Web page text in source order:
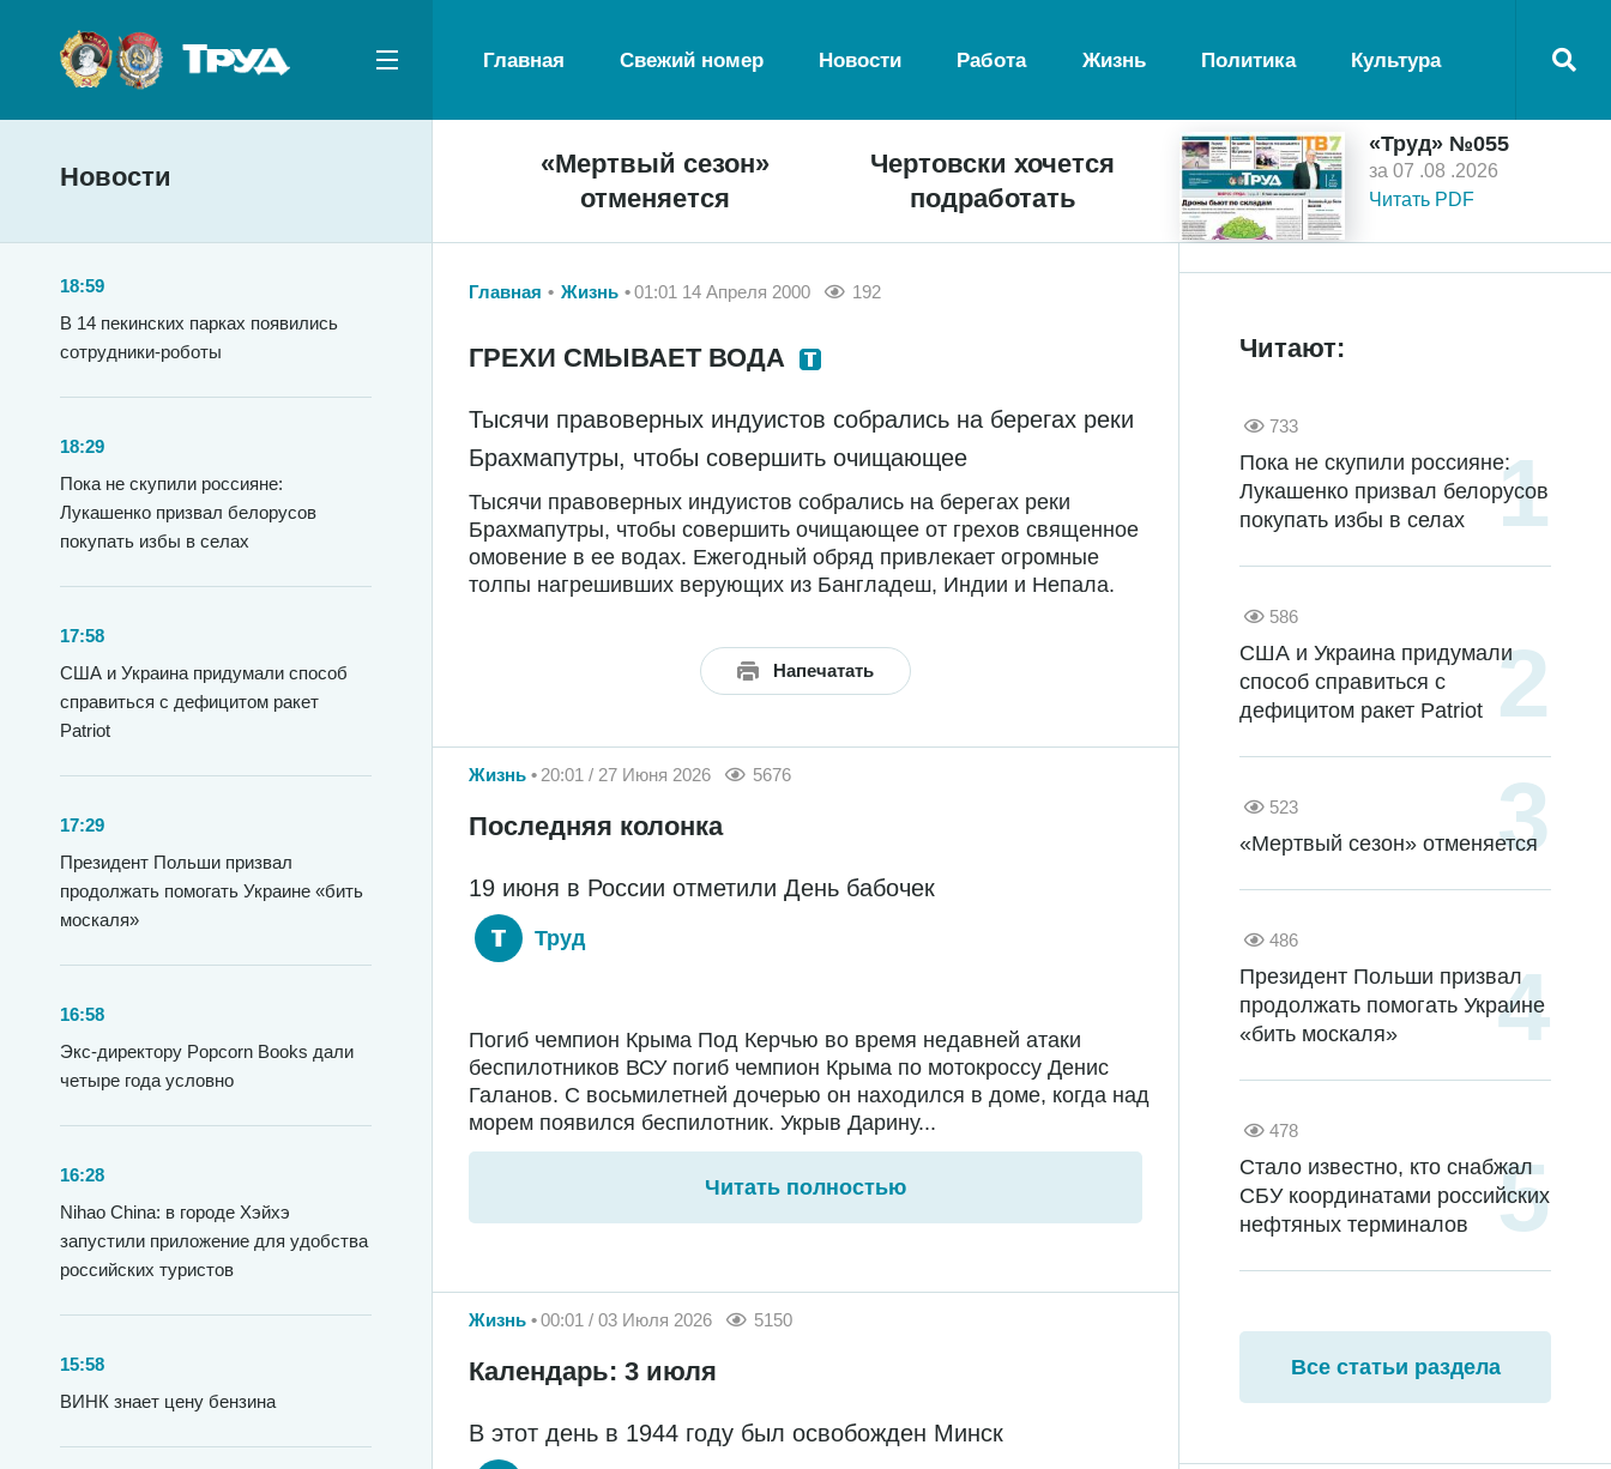
Главная Свежий номер Новости Работа Жизнь Политика Культура
Новости
«Мертвый сезон»
отменяется
Чертовски хочется
подработать
«Труд» №055
за 07 .08 .2026
Читать PDF
18:59
В 14 пекинских парках появились
сотрудники-роботы
18:29
Пока не скупили россияне:
Лукашенко призвал белорусов
покупать избы в селах
17:58
США и Украина придумали способ
справиться с дефицитом ракет
Patriot
17:29
Президент Польши призвал
продолжать помогать Украине «бить
москаля»
16:58
Экс-директору Popcorn Books дали
четыре года условно
16:28
Nihao China: в городе Хэйхэ
запустили приложение для удобства
российских туристов
15:58
ВИНК знает цену бензина
Главная Жизнь 01:01 14 Апреля 2000 192
ГРЕХИ СМЫВАЕТ ВОДА
Тысячи правоверных индуистов собрались на берегах реки
Брахмапутры, чтобы совершить очищающее
Тысячи правоверных индуистов собрались на берегах реки
Брахмапутры, чтобы совершить очищающее от грехов священное
омовение в ее водах. Ежегодный обряд привлекает огромные
толпы нагрешивших верующих из Бангладеш, Индии и Непала.
Напечатать
Жизнь 20:01 / 27 Июня 2026 5676
Последняя колонка
19 июня в России отметили День бабочек
Труд
Погиб чемпион Крыма Под Керчью во время недавней атаки
беспилотников ВСУ погиб чемпион Крыма по мотокроссу Денис
Галанов. С восьмилетней дочерью он находился в доме, когда над
морем появился беспилотник. Укрыв Дарину...
Читать полностью
Жизнь 00:01 / 03 Июля 2026 5150
Календарь: 3 июля
В этот день в 1944 году был освобожден Минск
Читают:
733
Пока не скупили россияне:
Лукашенко призвал белорусов
покупать избы в селах
586
США и Украина придумали
способ справиться с
дефицитом ракет Patriot
523
«Мертвый сезон» отменяется
486
Президент Польши призвал
продолжать помогать Украине
«бить москаля»
478
Стало известно, кто снабжал
СБУ координатами российских
нефтяных терминалов
Все статьи раздела